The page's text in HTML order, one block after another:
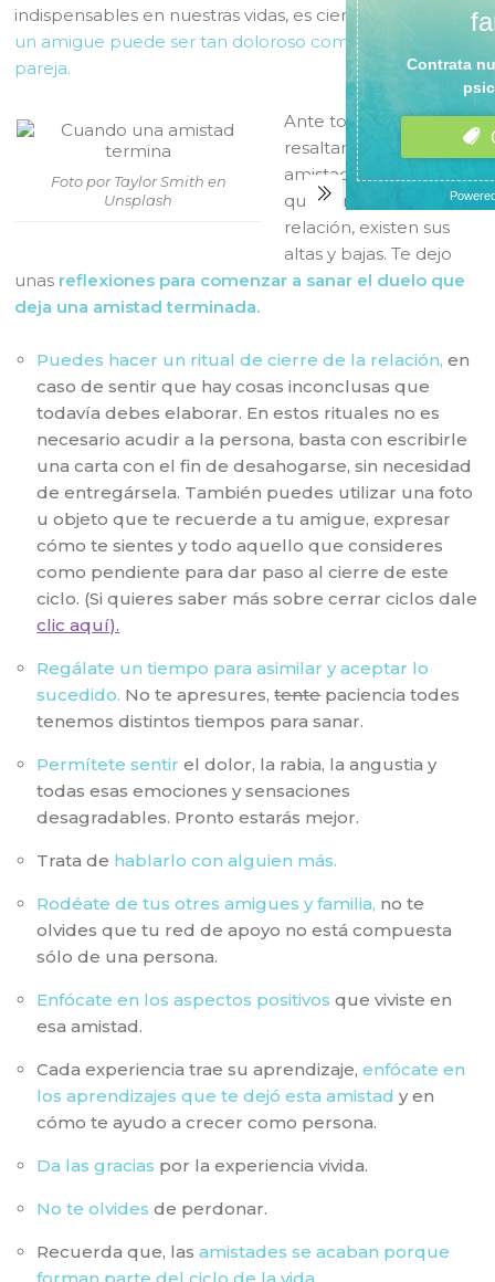
indispensables en nuestras vidas, es cierto que
perder a
un amigue puede ser tan doloroso como perder una
pareja.
Foto por Taylor Smith en
Unsplash
Ante todo, hay que
resaltar que no existen
amistades perfectas, y
que como en toda
relación, existen sus
altas y bajas. Te dejo
unas reflexiones para comenzar a sanar el duelo que
deja una amistad terminada.
Puedes hacer un ritual de cierre de la relación, en
caso de sentir que hay cosas inconclusas que
todavía debes elaborar. En estos rituales no es
necesario acudir a la persona, basta con escribirle
una carta con el fin de desahogarse, sin necesidad
de entregársela. También puedes utilizar una foto
u objeto que te recuerde a tu amigue, expresar
cómo te sientes y todo aquello que consideres
como pendiente para dar paso al cierre de este
ciclo. (Si quieres saber más sobre cerrar ciclos dale
clic aquí).
Regálate un tiempo para asimilar y aceptar lo
sucedido. No te apresures,tentepaciencia todes
tenemos distintos tiempos para sanar.
Permítete sentir el dolor, la rabia, la angustia y
todas esas emociones y sensaciones
desagradables. Pronto estarás mejor.
Trata de hablarlo con alguien más.
Rodéate de tus otres amigues y familia, no te
olvides que tu red de apoyo no está compuesta
sólo de una persona.
Enfócate en los aspectos positivos que viviste en
esa amistad.
Cada experiencia trae su aprendizaje,enfócate en
los aprendizajes que te dejó esta amistad y en
cómo te ayudo a crecer como persona.
Da las gracias por la experiencia vivida.
No te olvides de perdonar.
Recuerda que, las amistades se acaban porque